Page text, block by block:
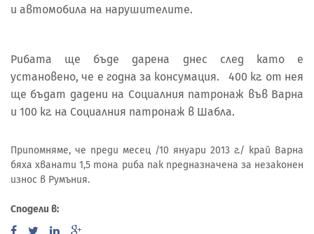
и автомобила на нарушителите.
Рибата ще бъде дарена днес след като е
установено, че е годна за консумация. 400 кг. от нея
ще бъдат дадени на Социалния патронаж във Варна
и 100 кг. на Социалния патронаж в Шабла.
Припомняме, че преди месец /10 януари 2013 г./ край Варна
бяха хванати 1,5 тона риба пак предназначена за незаконен
износ в Румъния.
Сподели в: